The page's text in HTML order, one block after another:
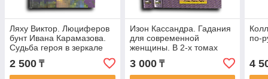
Ляху Виктор. Люциферов
бунт Ивана Карамазова.
Судьба героя в зеркале
библейских аллюзий
2 500 ₸
Изон Кассандра. Гадания
для современной
женщины. В 2-х томах
3 000₸
по-
4